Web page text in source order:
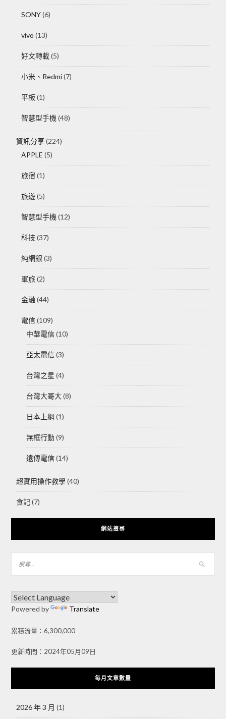
SONY(6)
vivo (13)
好文轉載(5)
小米、Redmi(7)
平板(1)
智慧型手機 (48)
資訊分享(224)
APPLE (5)
旅宿 (1)
旅遊(5)
智慧型手機 (12)
科技 (37)
純網銀 (3)
軍旅(2)
金融 (44)
電信(109)
中華電信(10)
亞太電信(3)
台灣之星 (4)
台灣大哥大(8)
日本上網(1)
無框行動(9)
遠傳電信(14)
超實用操作教學(40)
食記(7)
網站搜尋
Powered by Translate
累積流量：6,300,000
更新時間：2024年05月09日
每月文章數量
2026 年 3 月 (1)